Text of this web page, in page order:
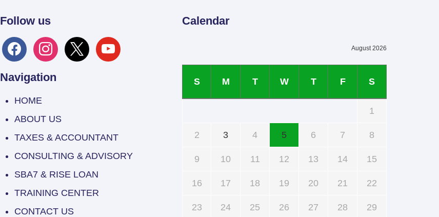
Follow us
facebookinstagram
x youtube
Navigation
HOME
ABOUT US
TAXES & ACCOUNTANT
CONSULTING & ADVISORY
SBA7 & RISE LOAN
TRAINING CENTER
CONTACT US
Calendar
August 2026
S M T W T F S
1
2 3 4 5 6 7 8
9 10 11 12 13 14 15
16 17 18 19 20 21 22
23 24 25 26 27 28 29